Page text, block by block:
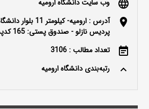
language وب سایت دانشگاه ارومیه
location_on
آدرس : ارومیه-
پردیس نازلو - صندوق پستی: 165 کدپستی:5756151818
event_note تعداد مطالب : 3106
keyboard_arrow_up رتبه‌بندی دانشگاه ارومیه